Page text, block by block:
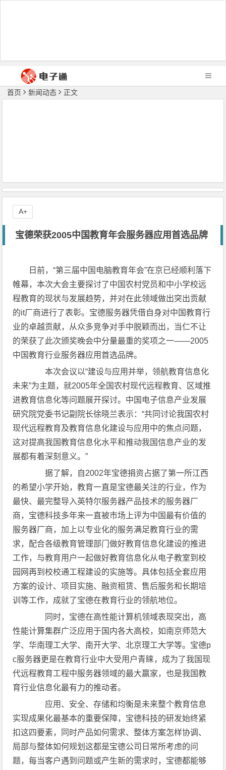
首页 新闻动态 正文
宝德荣获2005中国教育年会服务器应用首选品牌
日前，“第三届中国电脑教育年会”在京已经顺利落下
帷幕，本次大会主要探讨了中国农村党员和中小学校远
程教育的现状与发展趋势，并对在此领域做出突出贡献
的it厂商进行了表彰。宝德服务器凭借自身对中国教育行
业的卓越贡献，从众多竞争对手中脱颖而出，当仁不让
的荣获了此次颁奖晚会中分量最重的奖项之一——2005
中国教育行业服务器应用首选品牌。
本次会议以“建设与应用并举，领航教育信息化
未来”为主题，就2005年全国农村现代远程教育、区域推
进教育信息化等问题展开探讨。中国电子信息产业发展
研究院党委书记副院长徐晓兰表示：“共同讨论我国农村
现代远程教育及教育信息化建设与应用中的焦点问题，
这对提高我国教育信息化水平和推动我国信息产业的发
展都有着深刻意义。”
据了解，自2002年宝德捐资占据了第一所江西
的希望小学开始，教育一直是宝德最关注的行业，作为
最快、最完整导入英特尔服务器产品技术的服务器厂
商，宝德科技多年来一直被市场上评为中国最有价值的
服务器厂商，加上以专业化的服务满足教育行业的需
求，配合各级教育管理部门做好教育信息化建设的推进
工作，与教育用户一起做好教育信息化从电子教室到校
园网再到校校通工程建设的实施等。具体包括全套应用
方案的设计、项目实施、融资租赁、售后服务和长期培
训等工作，成就了宝德在教育行业的领航地位。
同时，宝德在高性能计算机领域表现突出，高
性能计算集群广泛应用于国内各大高校，如南京师范大
学、华南理工大学、南开大学、北京理工大学等。宝德p
c服务器更是在教育行业中大受用户青睐，成为了我国现
代远程教育工程中服务器领域的最大赢家，也是我国教
育行业信息化最有力的推动者。
应用、安全、存储和均衡是未来整个教育信息
实现成果化最基本的重要保障，宝德科技的研发始终紧
扣这四要素，同时产品如何需求、整体方案怎样协调、
局部与整体如何规划这都是宝德公司日常所考虑的问
题，每当客户遇到问题或产生新的需求时，宝德都能够
A+